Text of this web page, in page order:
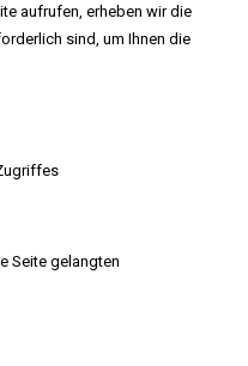
aufrufen, erheben wir die
sind, um Ihnen die
Seite gelangten